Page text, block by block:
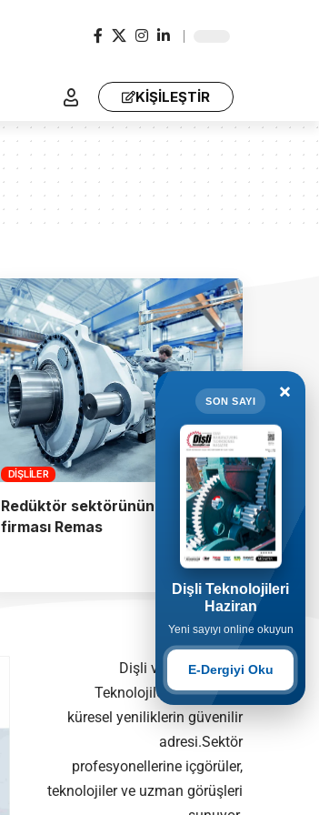
KİŞİLEŞTİR
DIŞLILER
Redüktör sektörünün öncü
firması Remas
Dişli ve Dişli Üretim
Teknolojileri alanındaki
küresel yeniliklerin güvenilir
adresi.Sektör
profesyonellerine içgörüler,
teknolojiler ve uzman görüşleri
×
SON SAYI
Dişli Teknolojileri
Haziran
Yeni sayıyı online okuyun
E-Dergiyi Oku